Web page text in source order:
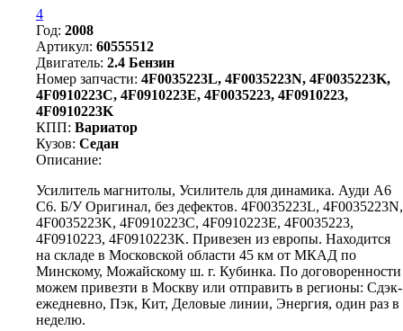
4
Год: 2008
Артикул: 60555512
Двигатель: 2.4 Бензин
Номер запчасти: 4F0035223L, 4F0035223N, 4F0035223K,
4F0910223C, 4F0910223E, 4F0035223, 4F0910223,
4F0910223K
КПП: Вариатор
Кузов: Седан
Описание:
Усилитель магнитолы, Усилитель для динамика. Ауди А6
С6. Б/У Оригинал, без дефектов. 4F0035223L, 4F0035223N,
4F0035223K, 4F0910223C, 4F0910223E, 4F0035223,
4F0910223, 4F0910223K. Привезен из европы. Находится
на складе в Московской области 45 км от МКАД по
Минскому, Можайскому ш. г. Кубинка. По договоренности
можем привезти в Москву или отправить в регионы: Сдэк-
ежедневно, Пэк, Кит, Деловые линии, Энергия, один раз в
неделю.